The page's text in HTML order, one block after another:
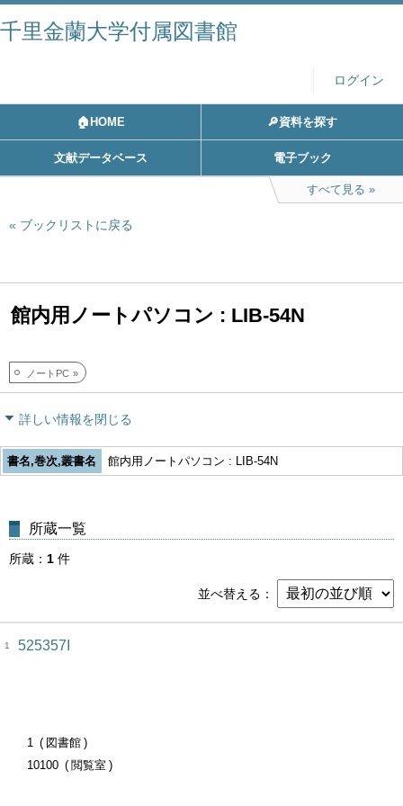
千里金蘭大学付属図書館
ログイン
🏠HOME 🔎資料を探す
文献データベース 電子ブック
すべて見る
ブックリストに戻る
館内用ノートパソコン : LIB-54N
ノートPC
詳しい情報を閉じる
書名,巻次,叢書名 館内用ノートパソコン : LIB-54N
所蔵一覧
所蔵 1 件
並べ替える
1 525357I
1
図書館
10100
閲覧室